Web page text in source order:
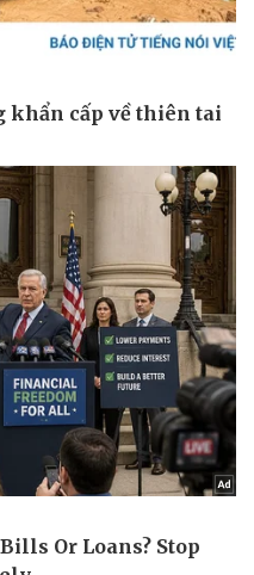
Công nghệ
Tin Công nghệ
Trải nghiệm
Chuyển đổi số